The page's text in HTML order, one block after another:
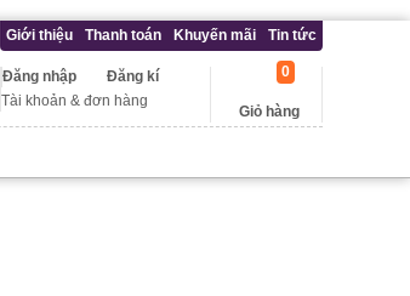
Giới thiệu Thanh toán Khuyến mãi Tin tức
Đăng kí
Đăng nhập
Tài khoản & đơn hàng
Giỏ hàng
0